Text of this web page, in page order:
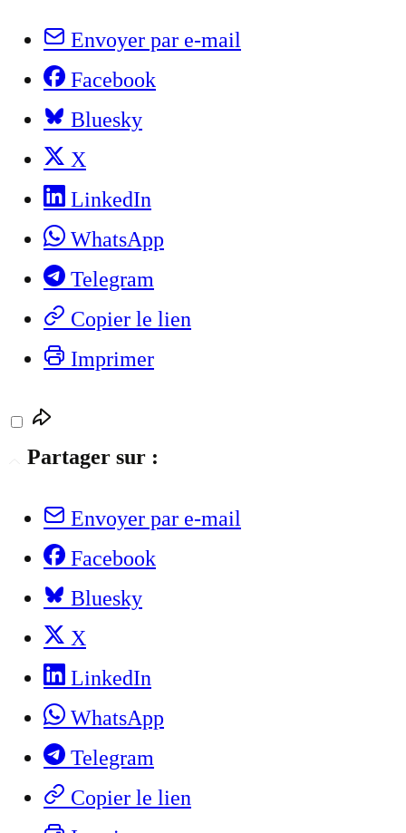
Envoyer par e-mail
Facebook
Bluesky
X
LinkedIn
WhatsApp
Telegram
Copier le lien
Imprimer
Partager sur :
Envoyer par e-mail
Facebook
Bluesky
X
LinkedIn
WhatsApp
Telegram
Copier le lien